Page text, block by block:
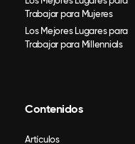
Trabajar para Mujeres
Los Mejores Lugares para
Trabajar para Millennials
Contenidos
Artículos